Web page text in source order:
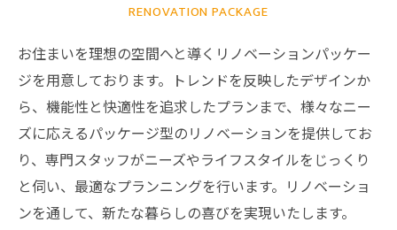
RENOVATION PACKAGE
お住まいを理想の空間へと導くリノベーションパッケー
ジを用意しております。トレンドを反映したデザインか
ら、機能性と快適性を追求したプランまで、様々なニー
ズに応えるパッケージ型のリノベーションを提供してお
り、専門スタッフがニーズやライフスタイルをじっくり
と伺い、最適なプランニングを行います。リノベーショ
ンを通して、新たな暮らしの喜びを実現いたします。